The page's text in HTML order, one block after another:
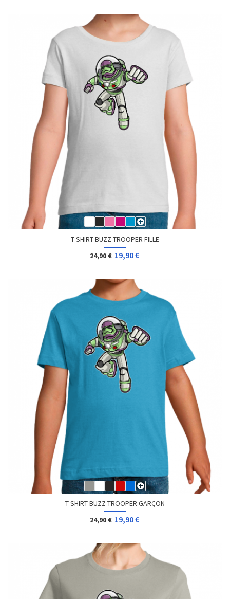
T-SHIRT BUZZ TROOPER FILLE
24,90 € 19,90 €
T-SHIRT BUZZ TROOPER GARÇON
24,90 € 19,90 €